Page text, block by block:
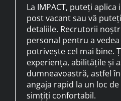
La IMPACT, puteți
post vacant sau vă
detaliile. Recrutorii
personal pentru a
potrivește cel mai bine.
experiența, abilitățile și
dumneavoastră, astfel
angaja rapid la un loc
simțiți confortabil.